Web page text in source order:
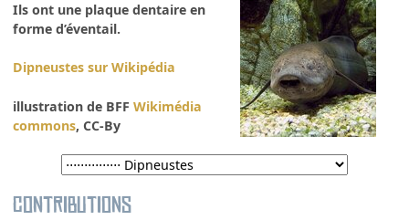
Ils ont une plaque dentaire en
forme d’éventail.
Dipneustes sur Wikipédia
illustration de BFFWikimédia
commons, CC-By
Contributions